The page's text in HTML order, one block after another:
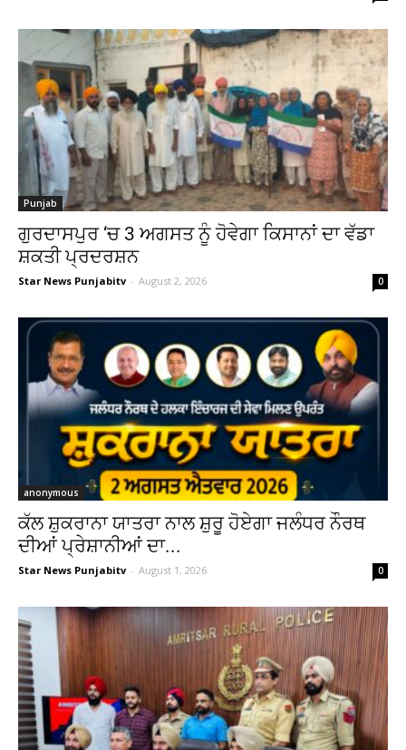
Punjab
ਗੁਰਦਾਸਪੁਰ ‘ਚ 3 ਅਗਸਤ ਨੂੰ ਹੋਵੇਗਾ ਕਿਸਾਨਾਂ ਦਾ ਵੱਡਾ
ਸ਼ਕਤੀ ਪ੍ਰਦਰਸ਼ਨ
Star News Punjabitv - August 2, 2026 0
anonymous
ਕੱਲ ਸ਼ੁਕਰਾਨਾ ਯਾਤਰਾ ਨਾਲ ਸ਼ੁਰੂ ਹੋਏਗਾ ਜਲੰਧਰ ਨੌਰਥ
ਦੀਆਂ ਪ੍ਰੇਸ਼ਾਨੀਆਂ ਦਾ...
Star News Punjabitv - August 1, 2026 0